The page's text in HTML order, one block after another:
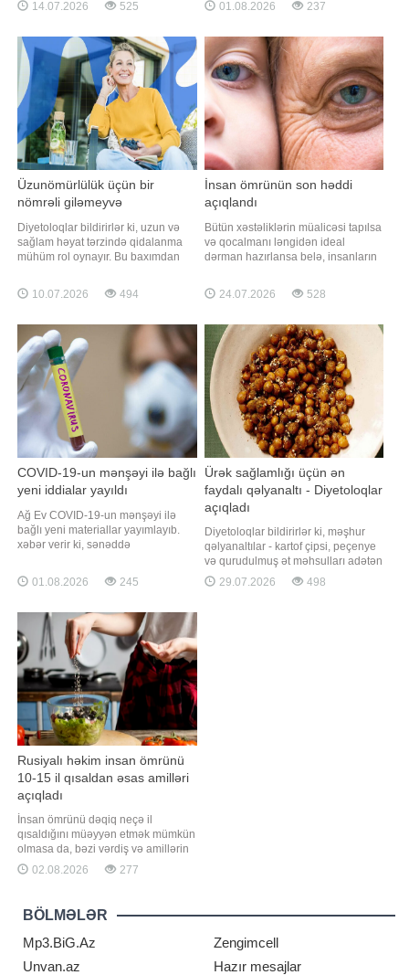
BİG.AZ -a istinadən xəbər verir ki,
Bunun səbəbi adətən teratoma
adlanan çox nadir bir şiş növüdür.
Teratomala
14.07.2026 525
girməzdən əvvəl və çıxdıqdan sonra
ayaqyalın gəzməmək və şəxsi
dəsmal, başmaqdan istifadə etmək
vacibdir. Bu
01.08.2026 237
Üzunömürlülük üçün bir
nömrəli giləmeyvə
Diyetoloqlar bildirirlər ki, uzun və
sağlam həyat tərzində qidalanma
mühüm rol oynayır. Bu baxımdan
dəyişikliklərdən qorumağa kömək
edə biləcək antioksidantlar, liflər və
zəngin məhsullardan biri hesab
olunur. Qaynarinfo xəbər veri
10.07.2026 494
İnsan ömrünün son həddi
açıqlandı
Bütün xəstəliklərin müalicəsi tapılsa
və qocalmanı ləngidən ideal
dərman hazırlansa belə, insanların
olmayacaq. "Qafqazinfo"nun
məlumatına görə, rusiyalı alimlərin
hüceyrələrdə zamanla yığılan
təsadüfi DNT mutasiyaları insan
ömrü üçün aşılmas
24.07.2026 528
COVID-19-un mənşəyi ilə bağlı
yeni iddialar yayıldı
Ağ Ev COVID-19-un mənşəyi ilə
bağlı yeni materiallar yayımlayıb.
xəbər verir ki, sənəddə
ola biləcəyi iddiasına yer verilib.
ABŞ administrasiyasının rəsmi
hesabatda bildirilir ki, virusun bəzi
xüsusiyyətləri təbii ştammlarda
nadir hallard
01.08.2026 245
Ürək sağlamlığı üçün ən
faydalı qəlyanaltı - Diyetoloqlar
açıqladı
Diyetoloqlar bildirirlər ki, məşhur
qəlyanaltılar - kartof çipsi, peçenye
və qurudulmuş ət məhsulları adətən
yüksək miqdarda natrium və
doymuş yağ ehtiva etdiyindən ürək
29.07.2026 498
Rusiyalı həkim insan ömrünü
10-15 il qısaldan əsas amilləri
açıqladı
İnsan ömrünü dəqiq neçə il
qısaldığını müəyyən etmək mümkün
olmasa da, bəzi vərdiş və amillərin
həyat müddətinə ciddi təsir
göstərdiyini göstərən elmi
istinadən xəbər verir ki, bu barədə
rusiyalı terapevt Kristina Radina -ya
açıqlamasında danışıb. Həkimin
sözlərin
02.08.2026 277
BÖLMƏLƏR
Mp3.BiG.Az
Zengimcell
Unvan.az
Hazır mesajlar